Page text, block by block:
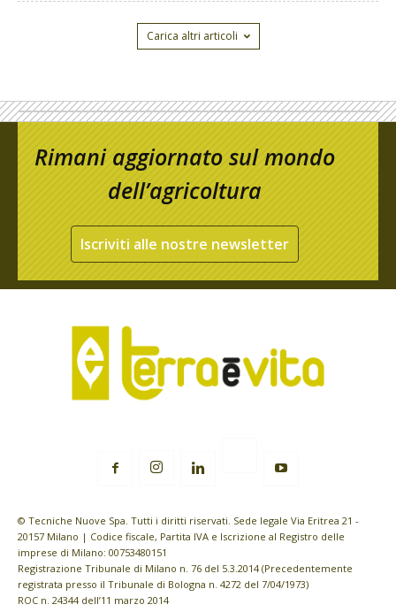
Carica altri articoli
Rimani aggiornato sul mondo
dell’agricoltura
Iscriviti alle nostre newsletter
© Tecniche Nuove Spa. Tutti i diritti riservati. Sede legale Via Eritrea 21 -
20157 Milano | Codice fiscale, Partita IVA e Iscrizione al Registro delle
imprese di Milano: 00753480151
Registrazione Tribunale di Milano n. 76 del 5.3.2014 (Precedentemente
registrata presso il Tribunale di Bologna n. 4272 del 7/04/1973)
ROC n. 24344 dell’11 marzo 2014